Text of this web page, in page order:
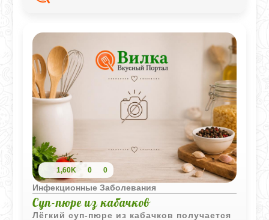
1,60K 0 0
Инфекционные Заболевания
Суп-пюре из кабачков
Лёгкий суп-пюре из кабачков получается